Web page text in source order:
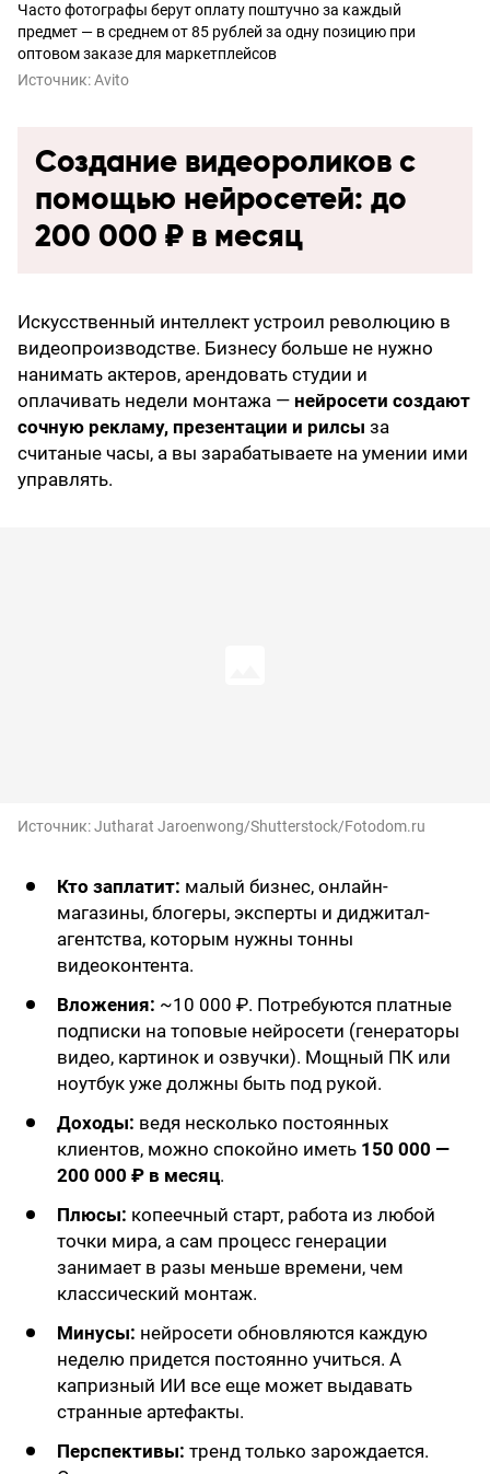
Часто фотографы берут оплату поштучно за каждый
предмет — в среднем от 85 рублей за одну позицию при
оптовом заказе для маркетплейсов
Источник:Avito
Создание видеороликов с
помощью нейросетей: до
200 000 ₽ в месяц
Искусственный интеллект устроил революцию в
видеопроизводстве. Бизнесу больше не нужно
нанимать актеров, арендовать студии и
оплачивать недели монтажа — нейросети создают
сочную рекламу, презентации и рилсы за
считаные часы, а вы зарабатываете на умении ими
управлять.
Источник:Jutharat Jaroenwong/Shutterstock/Fotodom.ru
Кто заплатит: малый бизнес, онлайн-
магазины, блогеры, эксперты и диджитал-
агентства, которым нужны тонны
видеоконтента.
Вложения: ~10 000 ₽. Потребуются платные
подписки на топовые нейросети (генераторы
видео, картинок и озвучки). Мощный ПК или
ноутбук уже должны быть под рукой.
Доходы: ведя несколько постоянных
клиентов, можно спокойно иметь 150 000 —
200 000 ₽ в месяц.
Плюсы: копеечный старт, работа из любой
точки мира, а сам процесс генерации
занимает в разы меньше времени, чем
классический монтаж.
Минусы: нейросети обновляются каждую
неделю придется постоянно учиться. А
капризный ИИ все еще может выдавать
странные артефакты.
Перспективы: тренд только зарождается.